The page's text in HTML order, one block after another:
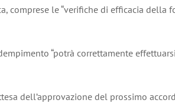
comprese le “verifiche di efficacia
“potrà correttamente
dell’approvazione del prossimo